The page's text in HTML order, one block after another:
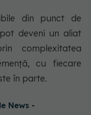
din punct de
deveni un aliat
complexitatea
cu fiecare
în parte.
News -